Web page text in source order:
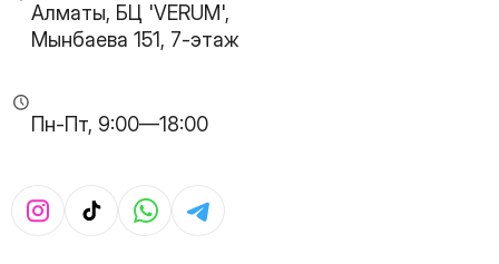
Алматы, БЦ 'VERUM',
Мынбаева 151, 7-этаж
Пн-Пт, 9:00—18:00